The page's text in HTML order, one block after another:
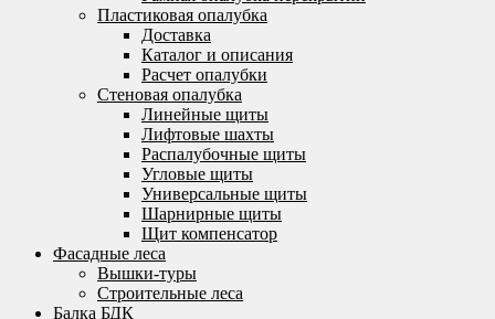
Пластиковая опалубка
Доставка
Каталог и описания
Расчет опалубки
Стеновая опалубка
Линейные щиты
Лифтовые шахты
Распалубочные щиты
Угловые щиты
Универсальные щиты
Шарнирные щиты
Щит компенсатор
Фасадные леса
Вышки-туры
Строительные леса
Балка БДК